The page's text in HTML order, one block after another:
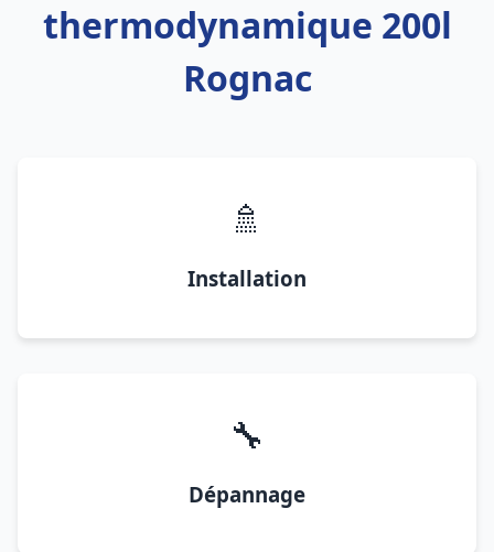
thermodynamique 200l
Rognac
🚿
Installation
🔧
Dépannage